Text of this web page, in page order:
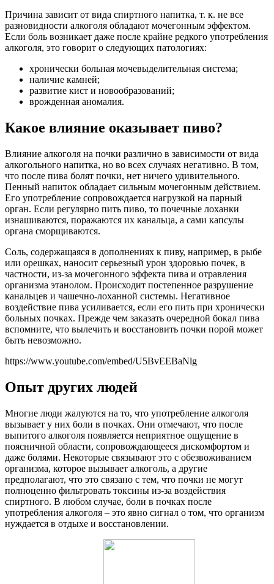
Причина зависит от вида спиртного напитка, т. к. не все
разновидности алкоголя обладают мочегонным эффектом.
Если боль возникает даже после крайне редкого употребления
алкоголя, это говорит о следующих патологиях:
хронически больная мочевыделительная система;
наличие камней;
развитие кист и новообразований;
врожденная аномалия.
Какое влияние оказывает пиво?
Влияние алкоголя на почки различно в зависимости от вида
алкогольного напитка, но во всех случаях негативно. В том,
что после пива болят почки, нет ничего удивительного.
Пенный напиток обладает сильным мочегонным действием.
Его употребление сопровождается нагрузкой на парный
орган. Если регулярно пить пиво, то почечные лоханки
изнашиваются, поражаются их канальца, а сами капсулы
органа сморщиваются.
Соль, содержащаяся в дополнениях к пиву, например, в рыбе
или орешках, наносит серьезный урон здоровью почек, в
частности, из-за мочегонного эффекта пива и отравления
организма этанолом. Происходит постепенное разрушение
канальцев и чашечно-лоханной системы. Негативное
воздействие пива усиливается, если его пить при хронически
больных почках. Прежде чем заказать очередной бокал пива
вспомните, что вылечить и восстановить почки порой может
быть невозможно.
https://www.youtube.com/embed/U5BvEEBaNlg
Опыт других людей
Многие люди жалуются на то, что употребление алкоголя
вызывает у них боли в почках. Они отмечают, что после
выпитого алкоголя появляется неприятное ощущение в
поясничной области, сопровождающееся дискомфортом и
даже болями. Некоторые связывают это с обезвоживанием
организма, которое вызывает алкоголь, а другие
предполагают, что это связано с тем, что почки не могут
полноценно фильтровать токсины из-за воздействия
спиртного. В любом случае, боли в почках после
употребления алкоголя – это явно сигнал о том, что организм
нуждается в отдыхе и восстановлении.